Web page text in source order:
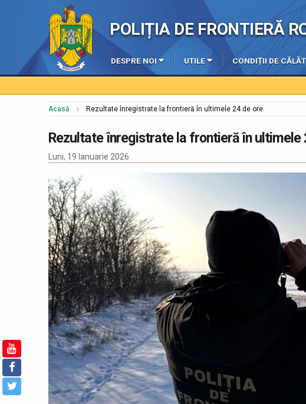
POLIȚIA DE FRONTIERĂ
DESPRE NOI UTILE CONDIȚII DE
Acasă Rezultate înregistrate la frontieră în ultimele 24 de ore
Rezultate înregistrate la frontieră în ultimele
Luni, 19 Ianuarie 2026